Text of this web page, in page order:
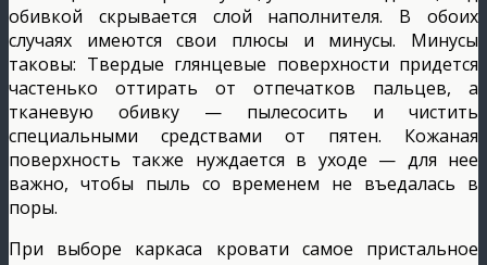
обивкой скрывается слой наполнителя. В обоих
случаях имеются свои плюсы и минусы. Минусы
таковы: Твердые глянцевые поверхности придется
частенько оттирать от отпечатков пальцев, а
тканевую обивку — пылесосить и чистить
специальными средствами от пятен. Кожаная
поверхность также нуждается в уходе — для нее
важно, чтобы пыль со временем не въедалась в
поры.
При выборе каркаса кровати самое пристальное